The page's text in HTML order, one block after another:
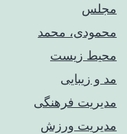
مجلس
محمودی، محمد
محیط زیست
مد و زیبایی
مدیریت فرهنگی
مدیریت ورزش